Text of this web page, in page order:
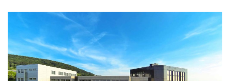
Vimeocontent is currently not displayed for data privacy
Allow content of this type